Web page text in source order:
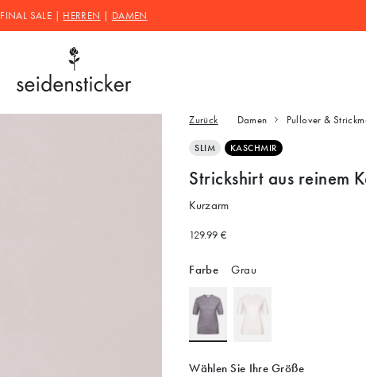
FINAL SALE | HERREN DAMEN
Zurück Damen Pullover &
SLIM KASCHMIR
Strickshirt aus reinem
Kurzarm
129.99 €
Farbe Grau
Wählen Sie Ihre Größe